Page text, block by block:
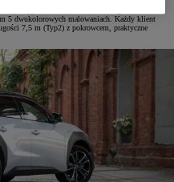
wyposażenia: Comfort, Prestige oraz
5 dwukolorowych malowaniach. Każdy klient
7,5 m (Typ2) z pokrowcem, praktyczne